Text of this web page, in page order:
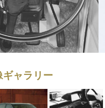
ギャラリー